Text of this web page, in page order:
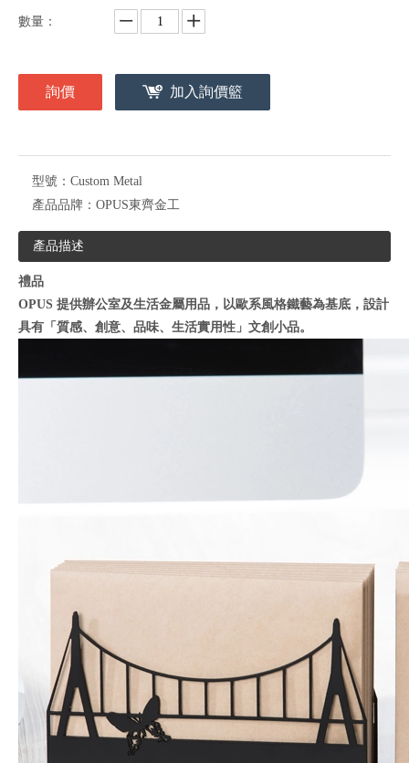
數量：
詢價 加入詢價籃
型號： Custom Metal
產品品牌： OPUS東齊金工
產品描述
禮品
OPUS 提供辦公室及生活金屬用品，以歐系風格鐵藝為基底，設計
具有「質感、創意、品味、生活實用性」文創小品。